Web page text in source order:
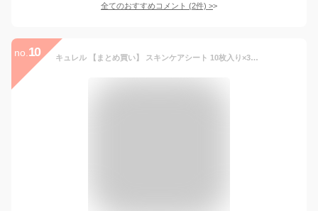
全てのおすすめコメント (2件) >
no. 10 キュレル 【まとめ買い】 スキンケアシート 10枚入り×3個(赤ちゃんにも使えます)